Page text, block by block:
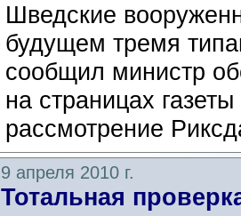
Шведские
будущем тремя
сообщил министр
на страницах
рассмотрение
9 апреля 2010 г.
Тотальная